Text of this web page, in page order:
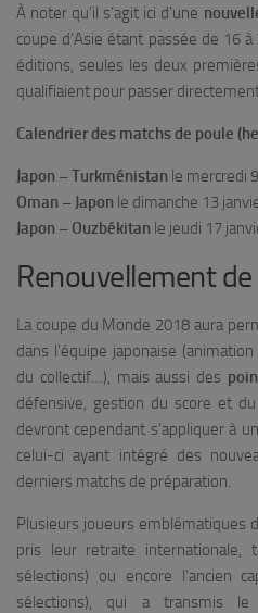
À noter qu’il s’agit ici d’une
coupe d’Asie étant passée de 16
éditions, seules les deux
qualifiaient pour passer
Calendrier des matchs de poule
Japon – Turkménistan le mercredi
Oman – Japon le dimanche 13
Japon – Ouzbékitan le jeudi 17
Renouvellement de
La coupe du Monde 2018 aura
dans l’équipe japonaise
du collectif…), mais aussi des
défensive, gestion du score et
devront cependant s’appliquer à
celui-ci ayant intégré des
derniers matchs de préparation.
Plusieurs joueurs emblématiques
pris leur retraite internationale,
sélections) ou encore l’ancien
sélections), qui a transmis